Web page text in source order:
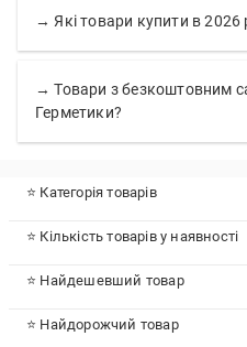
→ Які товари купити в 2026
→ Товари з безкоштовним
Герметики?
⭐ Категорія товарів
⭐ Кількість товарів у наявності
⭐ Найдешевший товар
⭐ Найдорожчий товар